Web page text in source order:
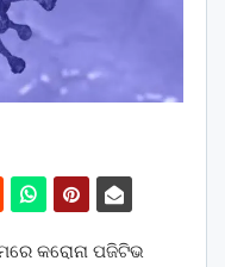
କରୋନା ପଜିଟିଭ